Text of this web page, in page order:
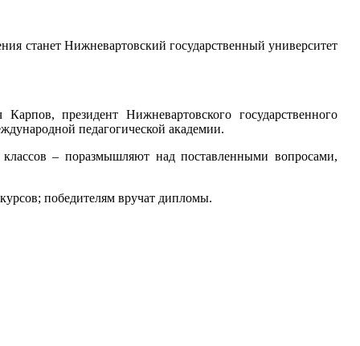
станет Нижневартовский государственный университет
президент Нижневартовского государственного
педагогической академии.
классов – поразмышляют над поставленными вопросами,
победителям вручат дипломы.